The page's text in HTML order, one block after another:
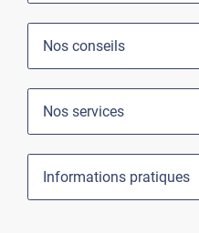
Nos conseils
Nos services
Informations pratiques